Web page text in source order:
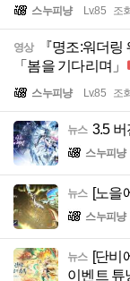
스누피냥 Lv.85 조
영상
『명조:워더
「봄을 기다리며」
스누피냥 Lv.85 조
뉴스 3.5 버
스누피냥
뉴스 [노을
스누피냥
뉴스 [단비
이벤트 튜